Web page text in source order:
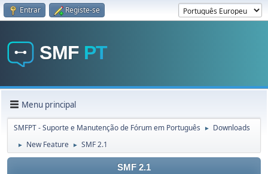
Entrar Registe-se
Menu principal
SMFPT - Suporte e Manutenção de Fórum em Português ► Downloads
► New Feature ► SMF 2.1
SMF 2.1